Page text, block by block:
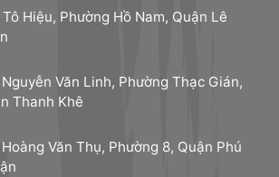
Hiệu, Phường Hồ Nam, Quận Lê
Văn Linh, Phường Thạc Gián,
Thanh Khê
Văn Thụ, Phường 8, Quận Phú